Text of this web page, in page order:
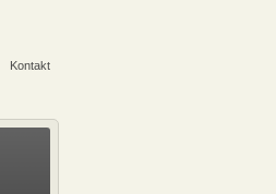
Kontakt